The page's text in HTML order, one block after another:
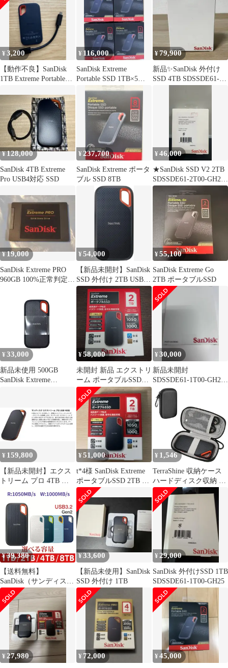
ク 外付け USB3.2 Gen2
読出最大1050MB/秒 防
滴防塵IP65 Win Mac
PS4 PS5対応 国内正規
品
¥3,200
【動作不良】SanDisk
1TB Extreme Portable
¥ 116,000
SanDisk Extreme
Portable SSD 1TB×5セ
¥79,900
新品✨SanDisk 外付け
SSD 4TB SDSSDE61-
¥128,000
SanDisk 4TB Extreme
Pro USB4対応 SSD
¥ 237,700
SanDisk Extreme ポータ
ブル SSD 8TB
¥46,000
★SanDisk SSD V2 2TB
SDSSDE61-2T00-GH25
++925141 B08P45YTTL
¥19,000
SanDisk Extreme PRO
960GB 100%正常判定
¥54,000
【新品未開封】SanDisk
SSD 外付け 2TB USB
3.2 Gen2
¥55,100
SanDisk Extreme Go
2TB ポータブルSSD
¥ 33,000
新品未使用 500GB
SanDisk Extreme
ブラック サンディス
ク 外付けSSD
¥58,000
未開封 新品 エクストリ
ーム ポータブルSSD
V2 2TB [SDSSDE61-
2T00-J25] サンディスク
Extreme ◆管理番号
x5822
¥30,000
新品未開封
SDSSDE61-1T00-GH25
エクストリーム
¥ 159,800
【新品未開封】エクス
トリーム プロ 4TB ポ
ータブルSSD V2 (爆速
¥51,000
t*4様 SanDisk Extreme
ポータブルSSD 2TB 本
体
¥ 1,546
TerraShine 収納ケース
ハードディスク収納 防
振耐圧 ハードディスク
保護ケース SanDisk
SSD/SanDisk
E60/E80//E81に適用 専
用収納ケース (グレイ
ブラック)
¥39,380
【送料無料】
SanDisk（サンディス
ク） SanDisk Extreme
ポータブルSSD 1TB
2TB 4TB 8TB USB3.2
Gen2 R コード:42025
¥33,600
【新品未使用】SanDisk
SSD 外付け 1TB
¥ 29,000
SanDisk 外付けSSD 1TB
SDSSDE61-1T00-GH25
¥ 27,980 ¥ 72,000 ¥45,000